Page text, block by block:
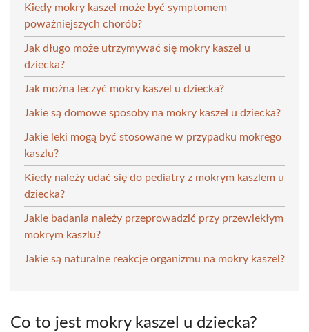
Kiedy mokry kaszel może być symptomem
poważniejszych chorób?
Jak długo może utrzymywać się mokry kaszel u
dziecka?
Jak można leczyć mokry kaszel u dziecka?
Jakie są domowe sposoby na mokry kaszel u dziecka?
Jakie leki mogą być stosowane w przypadku mokrego
kaszlu?
Kiedy należy udać się do pediatry z mokrym kaszlem u
dziecka?
Jakie badania należy przeprowadzić przy przewlekłym
mokrym kaszlu?
Jakie są naturalne reakcje organizmu na mokry kaszel?
Co to jest mokry kaszel u dziecka?